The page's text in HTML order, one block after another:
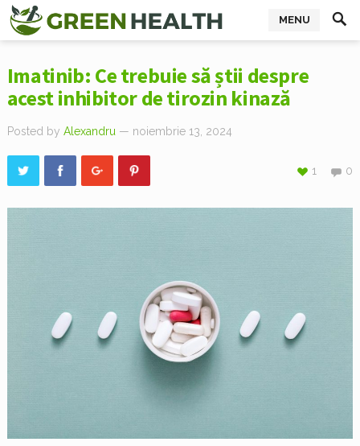
MENU
Imatinib: Ce trebuie să știi despre
acest inhibitor de tirozin kinază
Posted by Alexandru — noiembrie 13, 2024
0
1